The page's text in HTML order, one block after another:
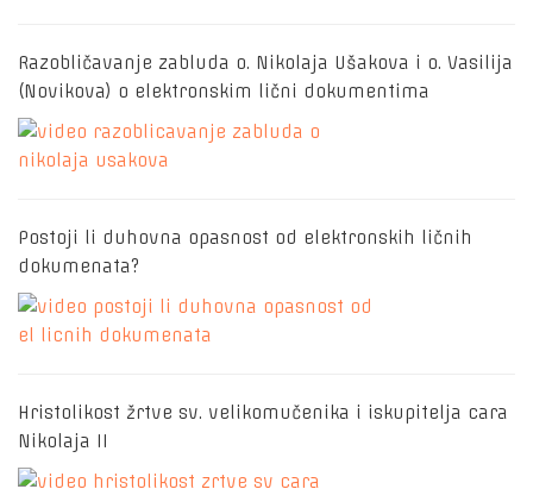
Razobličavanje zabluda o. Nikolaja Ušakova i o. Vasilija
(Novikova) o elektronskim lični dokumentima
Postoji li duhovna opasnost od elektronskih ličnih
dokumenata?
Hristolikost žrtve sv. velikomučenika i iskupitelja cara
Nikolaja II